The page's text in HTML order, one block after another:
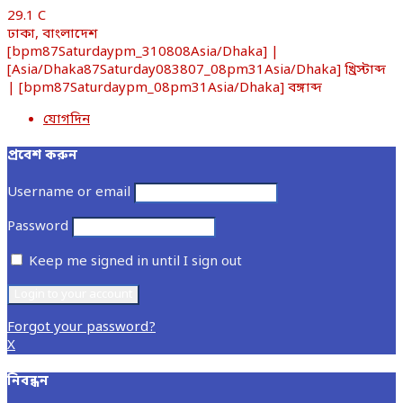
29.1 C
ঢাকা, বাংলাদেশ
[bpm87Saturdaypm_310808Asia/Dhaka] |
[Asia/Dhaka87Saturday083807_08pm31Asia/Dhaka] খ্রিস্টাব্দ
| [bpm87Saturdaypm_08pm31Asia/Dhaka] বঙ্গাব্দ
যোগদিন
প্রবেশ করুন
Username or email
Password
Keep me signed in until I sign out
Forgot your password?
X
নিবন্ধন